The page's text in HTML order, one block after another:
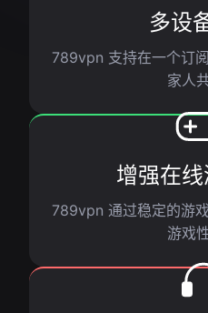
多设
789vpn 支持在一个订
家人
增强在
789vpn 通过稳定的游
游戏